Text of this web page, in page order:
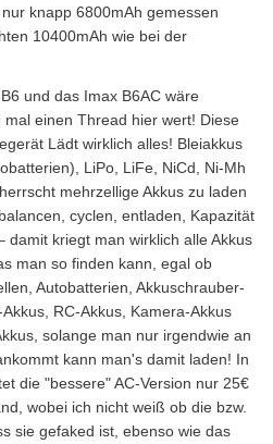
knapp 6800mAh gemessen
10400mAh wie bei der
und das Imax B6AC wäre
mal einen Thread hier wert! Diese
Lädt wirklich alles! Bleiakkus
LiPo, LiFe, NiCd, Ni-Mh
mehrzellige Akkus zu laden
cyclen, entladen, Kapazität
damit kriegt man wirklich alle Akkus
man so finden kann, egal ob
Autobatterien, Akkuschrauber-
RC-Akkus, Kamera-Akkus
solange man nur irgendwie an
kann man's damit laden! In
die "bessere" AC-Version nur 25€
wobei ich nicht weiß ob die bzw.
sie gefaked ist, ebenso wie das